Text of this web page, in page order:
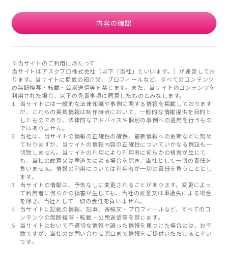
内容の確認
※当サイトのご利用にあたって
当サイトはアスクプロ株式会社（以下「当社」といいます。）が運営してお
ります。当サイトに掲載の紹介文、プロフィールなど、すべてのコンテンツ
の無断複写・転載・公衆送信等を禁じます。また、当サイトのコンテンツを
利用された場合、以下の免責事項に同意したものとみなします。
当サイトには一般的な法律知識や事例に関する情報を掲載しております
が、これらの掲載情報は制作時点において、一般的な情報提供を目的と
したものであり、法律的なアドバイスや個別の事例への適用を行うもの
ではありません。
当社は、当サイトの情報の正確性の確保、最新情報への更新などに努め
ておりますが、当サイトの情報内容の正確性についていかなる保証も一
切致しません。当サイトの利用により利用者に何らかの損害が生じて
も、当社の故意又は重過失による場合を除き、当社として一切の責任を
負いません。情報の利用については利用者が一切の責任を負うこととし
ます。
当サイトの情報は、予告なしに変更されることがあります。変更によっ
て利用者に何らかの損害が生じても、当社の故意又は重過失による場合
を除き、当社として一切の責任を負いません。
当サイトに記載の情報、記事、寄稿文・プロフィールなど、すべてのコ
ンテンツの無断複写・転載・公衆送信等を禁じます。
当サイトにおいて不適切な情報や誤った情報を見つけた場合には、お手
数ですが、当社のお問い合わせ窓口まで情報をご提供いただけると幸い
です。